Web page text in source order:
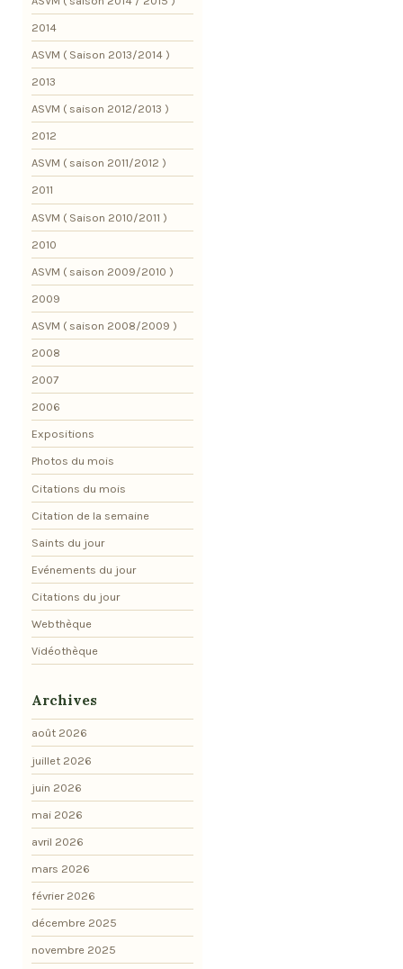
2014
ASVM ( Saison 2013/2014 )
2013
ASVM ( saison 2012/2013 )
2012
ASVM ( saison 2011/2012 )
2011
ASVM ( Saison 2010/2011 )
2010
ASVM ( saison 2009/2010 )
2009
ASVM ( saison 2008/2009 )
2008
2007
2006
Expositions
Photos du mois
Citations du mois
Citation de la semaine
Saints du jour
Evénements du jour
Citations du jour
Webthèque
Vidéothèque
Archives
août 2026
juillet 2026
juin 2026
mai 2026
avril 2026
mars 2026
février 2026
décembre 2025
novembre 2025